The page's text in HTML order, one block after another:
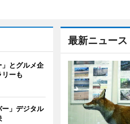
最新ニュース
とグルメ企
ーも
」デジタル